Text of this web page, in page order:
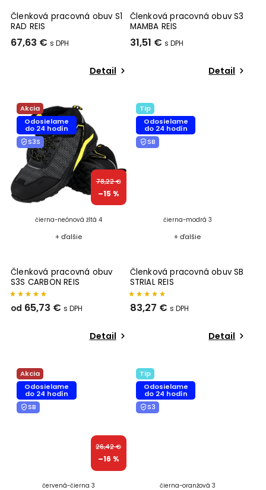
Členková pracovná obuv S1
RAD REIS
67,63 €
Detail
Členková pracovná obuv S3
MAMBA REIS
31,51 €
Detail
Akcia
Odosielame
do 24 hodín
S3S
78,22 €
–15 %
čierna-neónová žltá 4
+ ďalšie
Členková pracovná obuv
S3S CARBON REIS
od 65,73 €
Detail
Tip
Odosielame
do 24 hodín
SB
čierna-modrá 3
+ ďalšie
Členková pracovná obuv SB
STRIAL REIS
83,27 €
Detail
Akcia
Odosielame
do 24 hodín
SB
26,42 €
–16 %
červená-čierna 3
Tip
Odosielame
do 24 hodín
S3
čierna-oranžová 3